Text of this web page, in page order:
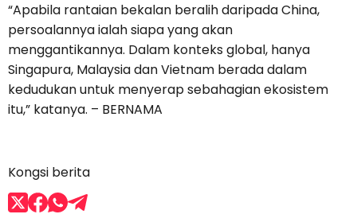
“Apabila rantaian bekalan beralih daripada China,
persoalannya ialah siapa yang akan
menggantikannya. Dalam konteks global, hanya
Singapura, Malaysia dan Vietnam berada dalam
kedudukan untuk menyerap sebahagian ekosistem
itu,” katanya. – BERNAMA
Kongsi berita